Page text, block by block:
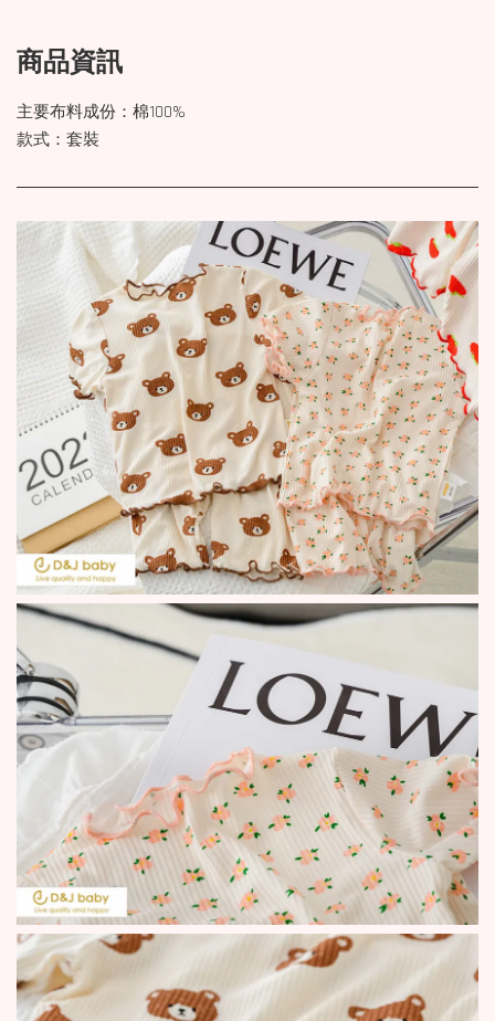
商品資訊
主要布料成份：棉100%
款式：套裝